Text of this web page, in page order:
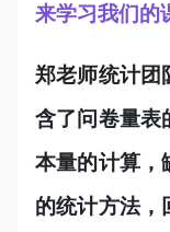
来学习我们的
郑老师统计团
含了问卷量表
本量的计算，
的统计方法，